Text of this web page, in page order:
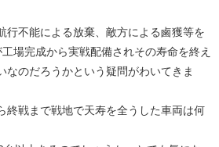
行不能による放棄、敵方による鹵獲等を
場完成から実戦配備されその寿命を終え
なのだろうかという疑問がわいてきま
終戦まで戦地で天寿を全うした車両は何